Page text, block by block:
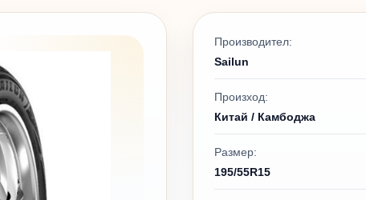
Производител:
Sailun
Произход:
Китай / Камбоджа
Размер:
195/55R15